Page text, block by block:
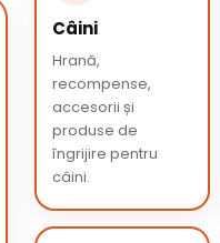
Câini
Hrană,
recompense,
accesorii și
produse de
îngrijire pentru
câini.